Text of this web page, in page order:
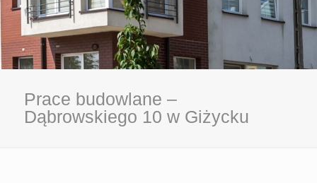
Prace budowlane –
Dąbrowskiego 10 w Giżycku